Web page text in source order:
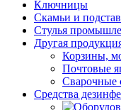
Ключницы
Скамьи и
Стулья
Другая
Корзины,
Почтовые
Сварочные
Средства